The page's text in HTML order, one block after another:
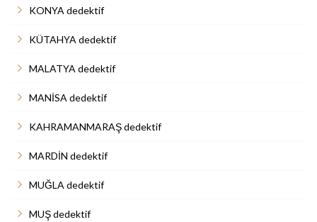
KONYA dedektif
KÜTAHYA dedektif
MALATYA dedektif
MANİSA dedektif
KAHRAMANMARAŞ dedektif
MARDİN dedektif
MUĞLA dedektif
MUŞ dedektif